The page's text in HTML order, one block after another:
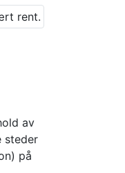
av
steder
på